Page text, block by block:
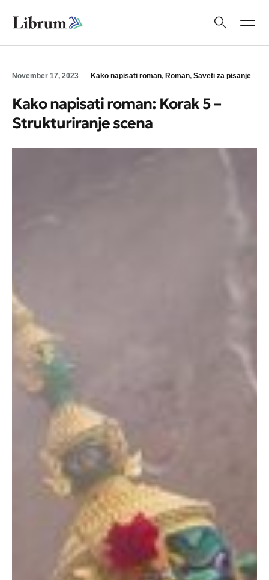
November 17, 2023 Kako napisati roman, Roman, Saveti za pisanje
Kako napisati roman: Korak 5 –
Strukturiranje scena